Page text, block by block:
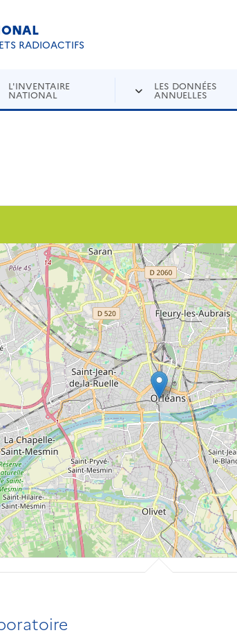
RADIOACTIFS
L'INVENTAIRE
NATIONAL
LES DONNÉES
ANNUELLES